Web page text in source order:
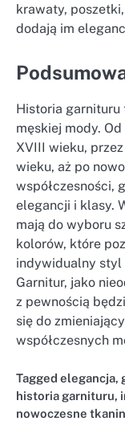
krawaty,
dodają im
Historia garnituru
męskiej mody.
XVIII wieku,
wieku, aż po
współczesności,
elegancji i klasy.
mają do wyboru
kolorów, które
indywidualny styl
Garnitur, jako
z pewnością
się do
współczesnych
Tagged elegancja,
historia garnituru,
nowoczesne